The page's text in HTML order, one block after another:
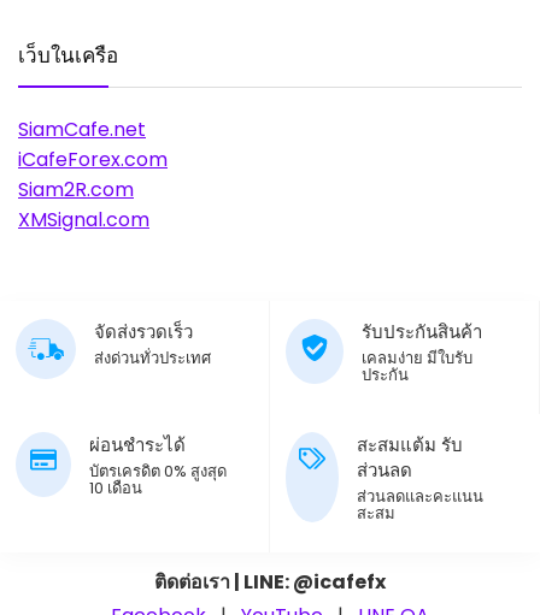
เว็บในเครือ
SiamCafe.net
iCafeForex.com
Siam2R.com
XMSignal.com
จัดส่งรวดเร็ว
ส่งด่วนทั่วประเทศ
รับประกันสินค้า
เคลมง่าย มีใบรับ
ประกัน
ผ่อนชำระได้
บัตรเครดิต 0% สูงสุด
10 เดือน
สะสมแต้ม รับ
ส่วนลด
ส่วนลดและคะแนน
สะสม
ติดต่อเรา | LINE: @icafefx